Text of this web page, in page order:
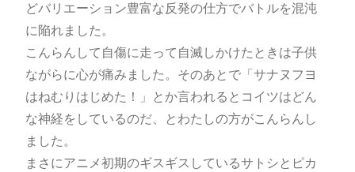
どバリエーション豊富な反発の仕方でバトルを混沌
に陥れました。
こんらんして自傷に走って自滅しかけたときは子供
ながらに心が痛みました。そのあとで「サナヌフヨ
はねむりはじめた！」とか言われるとコイツはどん
な神経をしているのだ、とわたしの方がこんらんし
ました。
まさにアニメ初期のギスギスしているサトシとピカ